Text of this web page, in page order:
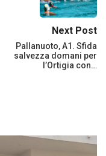
Next Post
Pallanuoto, A1. Sfida
salvezza domani per
l’Ortigia con…